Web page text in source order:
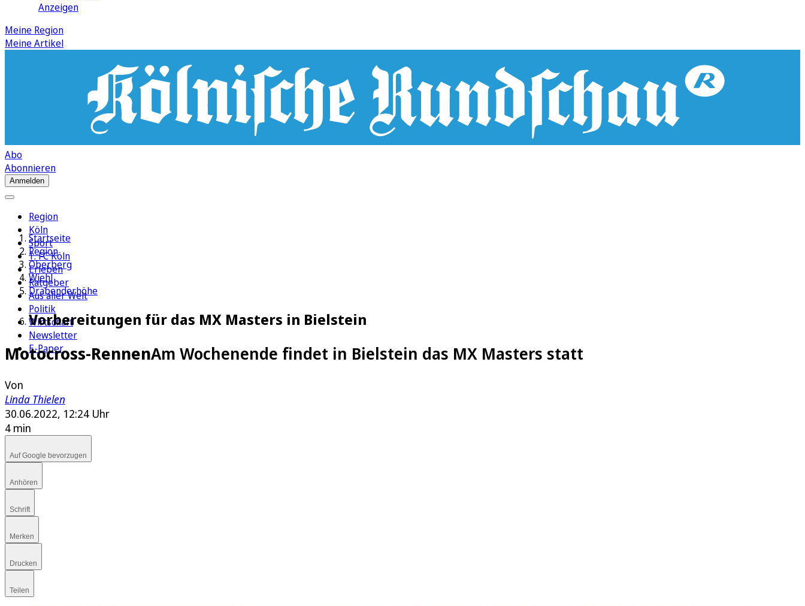
Anzeigen
Meine Region
Meine Artikel
Abo
Abonnieren
Anmelden
Region
Köln
Sport
1. FC Köln
Erleben
Ratgeber
Aus aller Welt
Politik
Wirtschaft
Newsletter
E-Paper
Startseite
Region
Oberberg
Wiehl
Drabenderhöhe
Vorbereitungen für das MX Masters in Bielstein
Motocross-RennenAm Wochenende findet in Bielstein das MX Masters statt
Von
Linda Thielen
30.06.2022, 12:24 Uhr
4 min
Auf Google bevorzugen
Anhören
Schrift
Merken
Drucken
Teilen